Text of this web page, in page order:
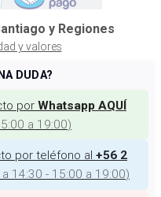
y Regiones
y valores
DUDA?
por Whatsapp AQUÍ
a 19:00)
por teléfono al +56 2
14:30 - 15:00 a 19:00)